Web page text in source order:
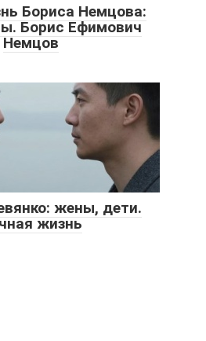
Бориса Немцова:
Борис Ефимович
Немцов
жены, дети.
жизнь